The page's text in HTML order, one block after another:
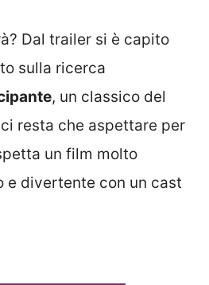
Dal trailer si è capito
sulla ricerca
, un classico del
resta che aspettare per
un film molto
e divertente con un cast